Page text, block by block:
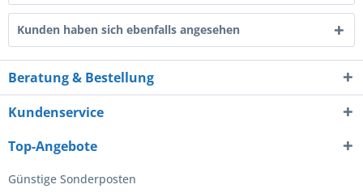
Kunden haben sich ebenfalls angesehen
Beratung & Bestellung
Kundenservice
Top-Angebote
Günstige Sonderposten